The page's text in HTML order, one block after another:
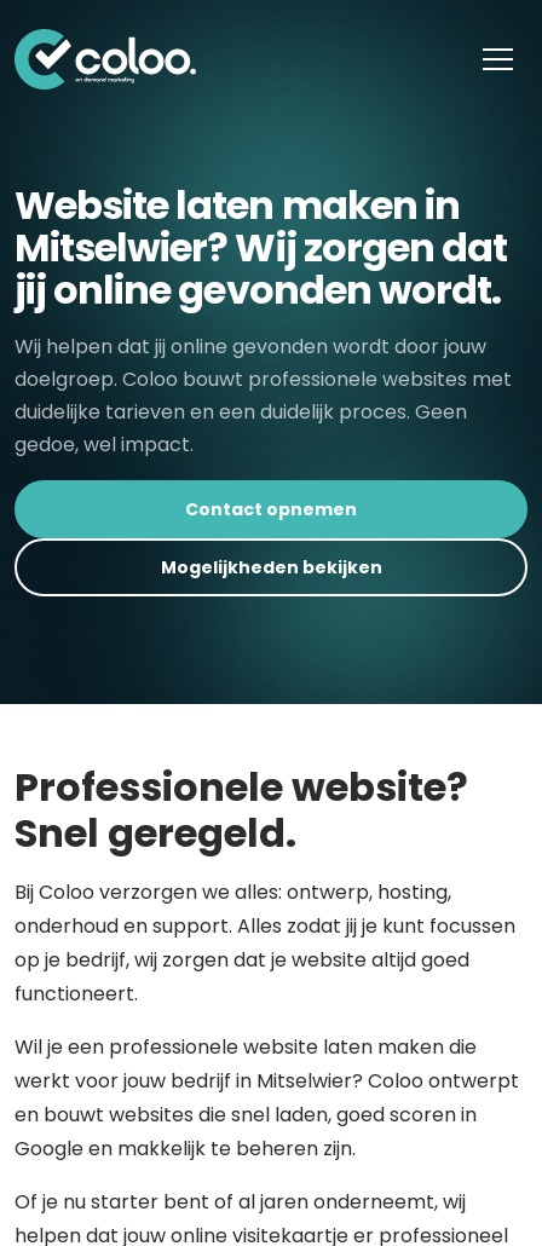
Website laten maken in
Mitselwier? Wij zorgen dat
jij online gevonden wordt.
Wij helpen dat jij online gevonden wordt door jouw
doelgroep. Coloo bouwt professionele websites met
duidelijke tarieven en een duidelijk proces. Geen
gedoe, wel impact.
Contact opnemen
Mogelijkheden bekijken
Professionele website?
Snel geregeld.
Bij Coloo verzorgen we alles: ontwerp, hosting,
onderhoud en support. Alles zodat jij je kunt focussen
op je bedrijf, wij zorgen dat je website altijd goed
functioneert.
Wil je een professionele website laten maken die
werkt voor jouw bedrijf in Mitselwier? Coloo ontwerpt
en bouwt websites die snel laden, goed scoren in
Google en makkelijk te beheren zijn.
Of je nu starter bent of al jaren onderneemt, wij
helpen dat jouw online visitekaartje er professioneel